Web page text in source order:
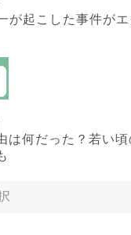
が起こした事件が
は何だった？若い